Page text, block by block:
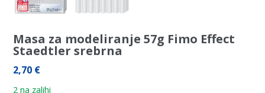
Masa za modeliranje 57g Fimo Effect
Staedtler srebrna
2,70 €
2 na zalihi